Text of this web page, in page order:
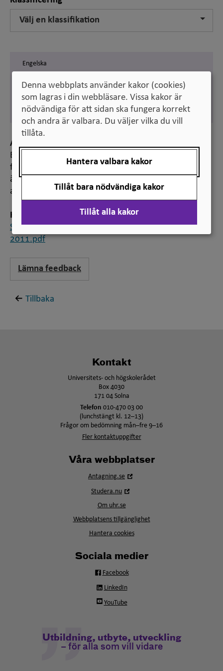
Välj en klassifikation
Engelska
surgery
Svenska
kirurgi
Anmärkning
Benämningen används vid klassificering av
forskningsämnen, bland annat för statistiska
ändamål. Den ingår i ”Standard för svensk indelning
av forskningsämnen 2011”.
Hänvisning
Standard för svensk indelning av forskningsämnen
2011.pdf
Lämna feedback
Tillbaka
Kontakt
Universitets- och högskolerådet
Box 4030
171 04 Solna
Telefon 010-470 03 00
(lunchstängt kl. 12–13)
Frågor om bedömning mån–fre 9–16
Fler kontaktuppgifter
Våra webbplatser
Antagning.se
Studera.nu
fönster
Om uhr.se
Webbplatsens tillgänglighet
Hantera cookies
Sociala medier
Facebook
LinkedIn
YouTube
Utbildning, utbyte, utveckling
– för alla som vill vidare
Denna webbplats använder kakor (cookies)
som lagras i din webbläsare. Vissa kakor är
nödvändiga för att sidan ska fungera korrekt
och andra är valbara. Du väljer vilka du vill
tillåta.
Hantera valbara kakor
Tillåt bara nödvändiga kakor
Tillåt alla kakor